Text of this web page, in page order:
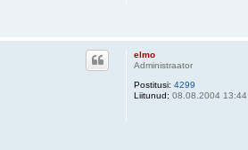
elmo
Administraator
Postitusi: 4299
Liitunud: 08.08.2004 13:44